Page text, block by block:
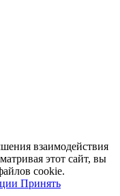
взаимодействия
этот сайт, вы
cookie.
Принять